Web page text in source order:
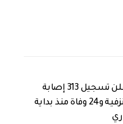
الصحة تعلن تسجيل 313 إصابة
بالحمى النزفية و24 وفاة منذ بداية